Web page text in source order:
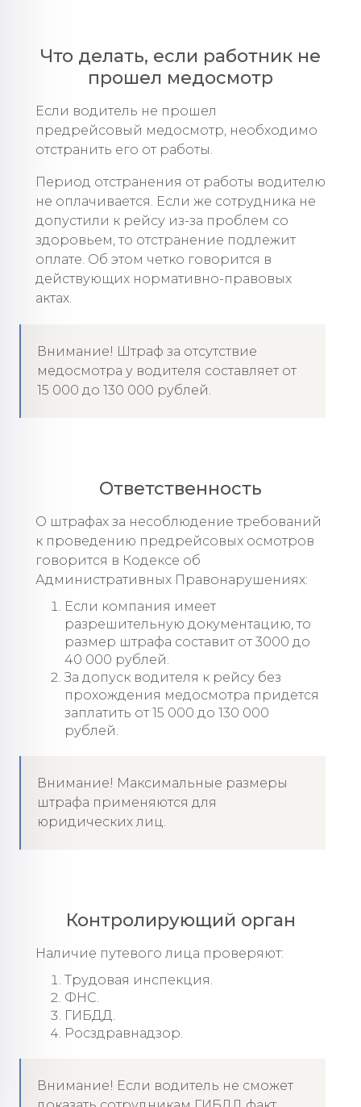
Что делать, если работник не
прошел медосмотр
Если водитель не прошел
предрейсовый медосмотр, необходимо
отстранить его от работы.
Период отстранения от работы водителю
не оплачивается. Если же сотрудника не
допустили к рейсу из-за проблем со
здоровьем, то отстранение подлежит
оплате. Об этом четко говорится в
действующих нормативно-правовых
актах.
Внимание! Штраф за отсутствие
медосмотра у водителя составляет от
15 000 до 130 000 рублей.
Ответственность
О штрафах за несоблюдение требований
к проведению предрейсовых осмотров
говорится в Кодексе об
Административных Правонарушениях:
Если компания имеет
разрешительную документацию, то
размер штрафа составит от 3000 до
40 000 рублей.
За допуск водителя к рейсу без
прохождения медосмотра придется
заплатить от 15 000 до 130 000
рублей.
Внимание! Максимальные размеры
штрафа применяются для
юридических лиц.
Контролирующий орган
Наличие путевого лица проверяют:
Трудовая инспекция.
ФНС.
ГИБДД.
Росздравнадзор.
Внимание! Если водитель не сможет